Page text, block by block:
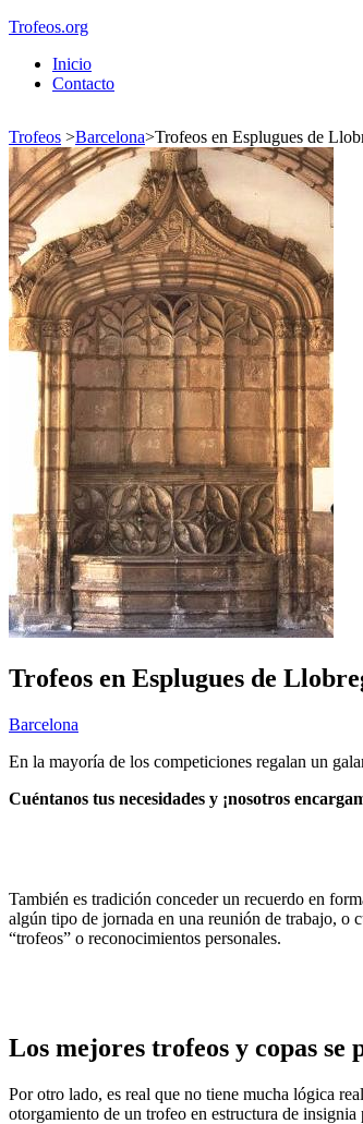
Trofeos.org
Inicio
Contacto
Trofeos >Barcelona>Trofeos en Esplugues de
Trofeos en Esplugues de
Barcelona
En la mayoría de los competiciones regalan un
Cuéntanos tus necesidades y ¡nosotros
También es tradición conceder un recuerdo en
algún tipo de jornada en una reunión de trabajo, o
“trofeos” o reconocimientos personales.
Los mejores trofeos y copas
Por otro lado, es real que no tiene mucha lógica
otorgamiento de un trofeo en estructura de